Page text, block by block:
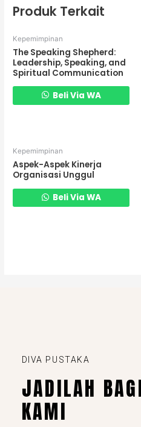
Produk Terkait
Kepemimpinan
The Speaking Shepherd:
Leadership, Speaking, and
Spiritual Communication
Beli Via WA
Kepemimpinan
Aspek-Aspek Kinerja
Organisasi Unggul
Beli Via WA
DIVA PUSTAKA
JADILAH
KAMI